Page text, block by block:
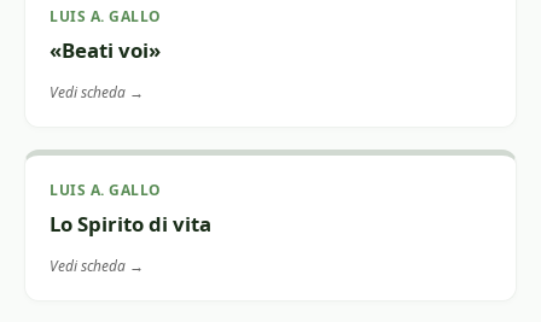
LUIS A. GALLO
«Beati voi»
Vedi scheda →
LUIS A. GALLO
Lo Spirito di vita
Vedi scheda →